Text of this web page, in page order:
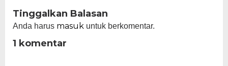
Tinggalkan Balasan
Anda harus masuk untuk berkomentar.
1 komentar